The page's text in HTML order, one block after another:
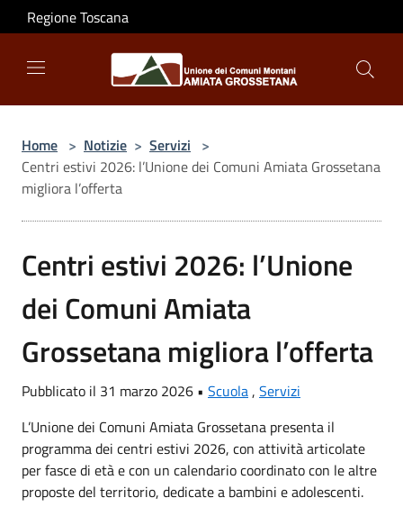
Salta al contenuto principale
Regione Toscana
Home > Notizie > Servizi >
Centri estivi 2026: l’Unione dei Comuni Amiata Grossetana
migliora l’offerta
Centri estivi 2026: l’Unione
dei Comuni Amiata
Grossetana migliora l’offerta
Pubblicato il 31 marzo 2026 • Scuola, Servizi
L’Unione dei Comuni Amiata Grossetana presenta il
programma dei centri estivi 2026, con attività articolate
per fasce di età e con un calendario coordinato con le altre
proposte del territorio, dedicate a bambini e adolescenti.